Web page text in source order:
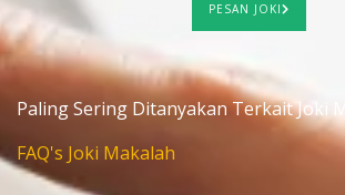
PESAN JOKI
Paling Sering Ditanyakan Terkait Joki
FAQ's Joki Makalah